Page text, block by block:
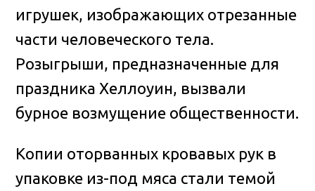
игрушек, изображающих отрезанные
части человеческого тела.
Розыгрыши, предназначенные для
праздника Хеллоуин, вызвали
бурное возмущение общественности.
Копии оторванных кровавых рук в
упаковке из-под мяса стали темой